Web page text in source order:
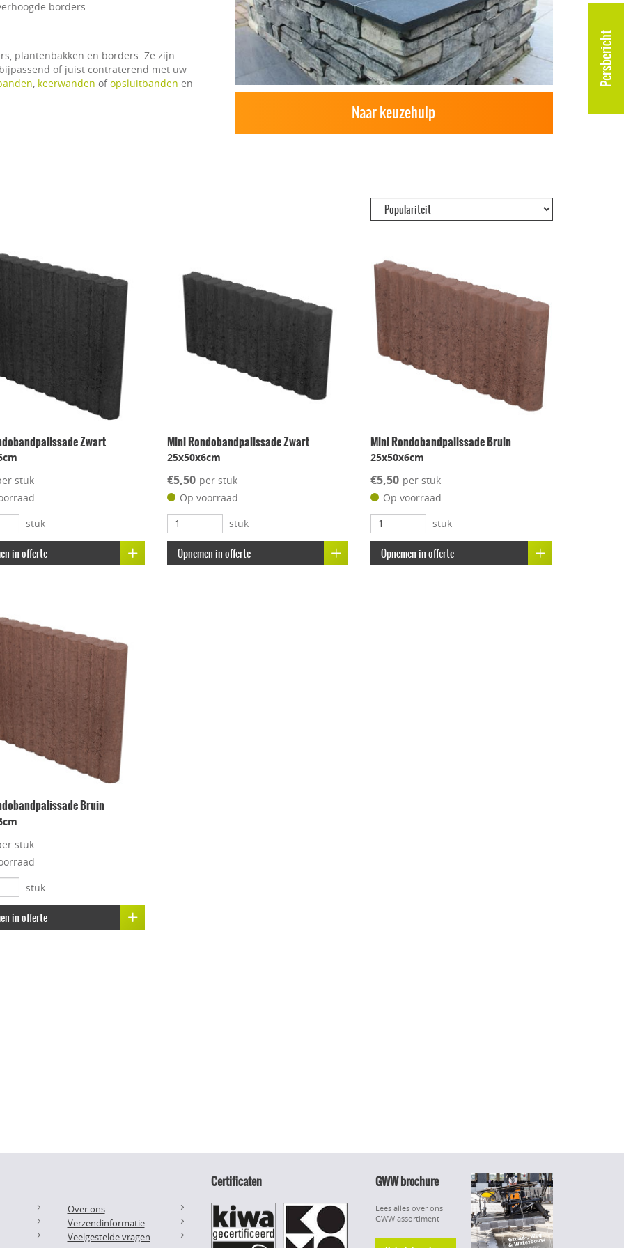
Persbericht
borders
plantenbakken en borders. Ze zijn
of juist contraterend met uw
, keerwanden ofopsluitbanden en
Naar keuzehulp
Zwart
stuk
stuk
in offerte
Mini Rondobandpalissade Zwart
25x50x6cm
€5,50 per stuk
Op voorraad
stuk
Opnemen in offerte
Mini Rondobandpalissade Bruin
25x50x6cm
€5,50 per stuk
Op voorraad
stuk
Opnemen in offerte
Bruin
stuk
stuk
in offerte
Over ons
Verzendinformatie
Veelgestelde vragen
Certificaten GWW brochure
Lees alles over ons
GWW assortiment